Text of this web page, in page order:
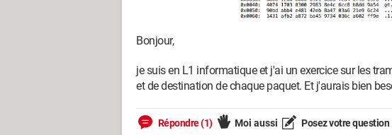
Bonjour,
je suis en L1 informatique et j'ai un exercice sur les
et de destination de chaque paquet. Et j'aurais bien
Répondre (1) Moi aussi Posez votre question